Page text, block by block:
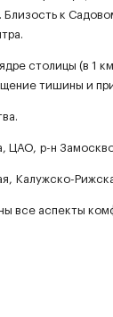
к
столицы (в 1
тишины и
ЦАО, р-н
Калужско-
все аспекты